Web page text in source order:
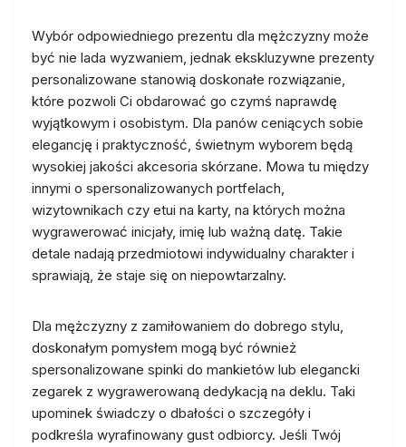
Wybór odpowiedniego prezentu dla mężczyzny może
być nie lada wyzwaniem, jednak ekskluzywne prezenty
personalizowane stanowią doskonałe rozwiązanie,
które pozwoli Ci obdarować go czymś naprawdę
wyjątkowym i osobistym. Dla panów ceniących sobie
elegancję i praktyczność, świetnym wyborem będą
wysokiej jakości akcesoria skórzane. Mowa tu między
innymi o spersonalizowanych portfelach,
wizytownikach czy etui na karty, na których można
wygrawerować inicjały, imię lub ważną datę. Takie
detale nadają przedmiotowi indywidualny charakter i
sprawiają, że staje się on niepowtarzalny.
Dla mężczyzny z zamiłowaniem do dobrego stylu,
doskonałym pomysłem mogą być również
spersonalizowane spinki do mankietów lub elegancki
zegarek z wygrawerowaną dedykacją na deklu. Taki
upominek świadczy o dbałości o szczegóły i
podkreśla wyrafinowany gust odbiorcy. Jeśli Twój